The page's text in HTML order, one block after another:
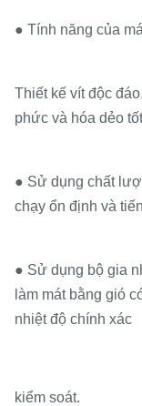
● Tính năng của
Thiết kế vít độc
phức và hóa dẻo
● Sử dụng chất
chạy ổn định và
● Sử dụng bộ gia
làm mát bằng gió
nhiệt độ chính xác
kiểm soát.